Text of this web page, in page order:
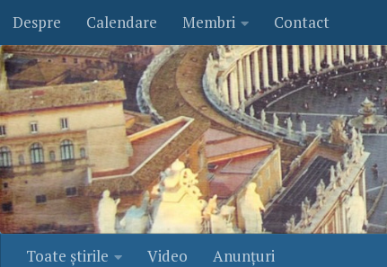
Skip to content
Despre Calendare Membri Contact
Toate ştirile Video Anunţuri